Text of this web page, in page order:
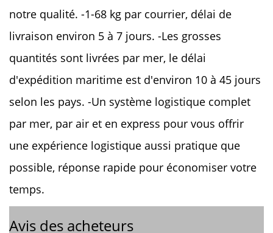
notre qualité. -1-68 kg par courrier, délai de
livraison environ 5 à 7 jours. -Les grosses
quantités sont livrées par mer, le délai
d'expédition maritime est d'environ 10 à 45 jours
selon les pays. -Un système logistique complet
par mer, par air et en express pour vous offrir
une expérience logistique aussi pratique que
possible, réponse rapide pour économiser votre
temps.
Avis des acheteurs